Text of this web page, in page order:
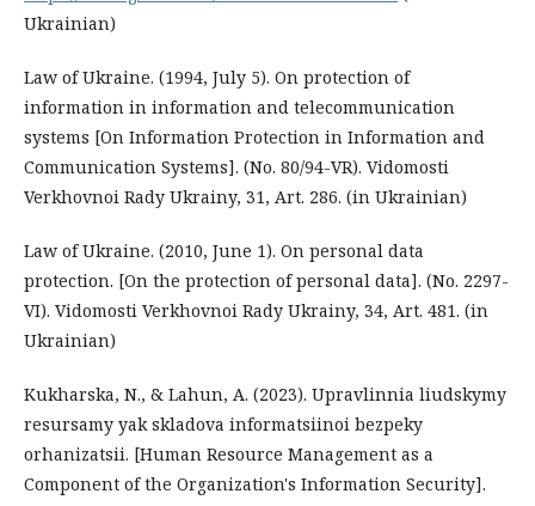
Ukrainian)
Law of Ukraine. (1994, July 5). On protection of
information in information and telecommunication
systems [On Information Protection in Information and
Communication Systems]. (No. 80/94-VR). Vidomosti
Verkhovnoi Rady Ukrainy, 31, Art. 286. (in Ukrainian)
Law of Ukraine. (2010, June 1). On personal data
protection. [On the protection of personal data]. (No. 2297-
VI). Vidomosti Verkhovnoi Rady Ukrainy, 34, Art. 481. (in
Ukrainian)
Kukharska, N., & Lahun, A. (2023). Upravlinnia liudskymy
resursamy yak skladova informatsiinoi bezpeky
orhanizatsii. [Human Resource Management as a
Component of the Organization's Information Security].